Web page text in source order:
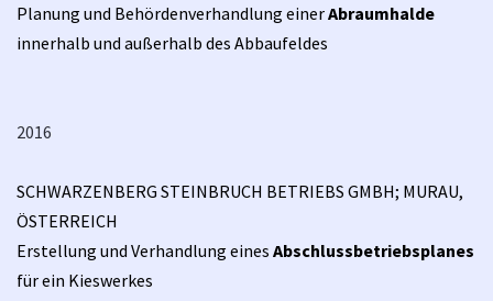
Planung und Behördenverhandlung einerAbraumhalde
innerhalb und außerhalb des Abbaufeldes
2016
SCHWARZENBERG STEINBRUCH BETRIEBS GMBH; MURAU,
ÖSTERREICH
Erstellung und Verhandlung eines Abschlussbetriebsplanes
für ein Kieswerkes